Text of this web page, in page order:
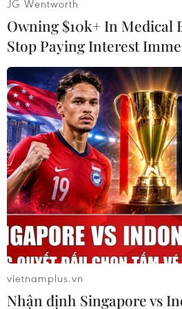
Kể từ khi bùng phát cuộc
2011, Israel đã tiến hành
kích vào lãnh thổ Syria
lực lượng Iran và xe chở vũ
trang Hồi giáo Hezbollah./.
JG Wentworth
Owning $10k+ In Medical
Stop Paying Interest
vietnamplus.vn
Nhận định Singapore vs